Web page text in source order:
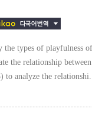
the types of playfulness
the relationship
to analyze the